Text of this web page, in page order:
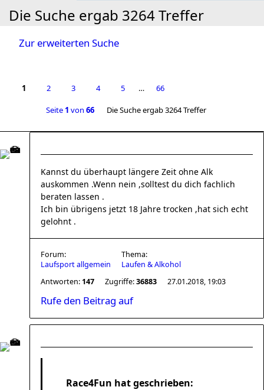
Die Suche ergab 3264 Treffer
Zur erweiterten Suche
1 2 3 4 5 … 66
Seite 1 von 66 Die Suche ergab 3264 Treffer
Kannst du überhaupt längere Zeit ohne Alk
auskommen .Wenn nein ,solltest du dich fachlich
beraten lassen .
Ich bin übrigens jetzt 18 Jahre trocken ,hat sich echt
gelohnt .
Forum:
Laufsport allgemein
Thema:
Laufen & Alkohol
Antworten: 147 Zugriffe:36883 27.01.2018, 19:03
Rufe den Beitrag auf
Race4Fun hat geschrieben: